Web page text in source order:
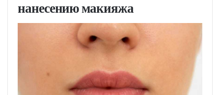
нанесению макияжа